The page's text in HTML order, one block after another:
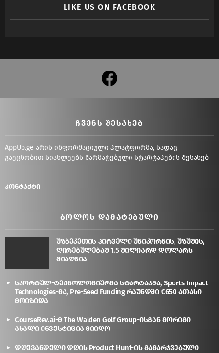
LIKE US ON FACEBOOK
facebook
ᲩᲕᲔᲜᲡ ᲨᲔᲡᲐᲮᲔᲑ
AppUp.ge არის ინფორმაციული პლატფორმა, სადაც
გაეცნობით სიახლეებს წარმატებული სტარტაპების შესახებ
კონტაქტი
ᲑᲝᲚᲝᲡ ᲓᲐᲛᲐᲢᲔᲑᲣᲚᲘ
უზბეკეთის პირველი უნიკორნის, უზუმის,
ღირებულებამ 1.5 მილიარდ დოლარს
მიაღწია
სპორტულ-ტექნოლოგიურმა სტარტაპმა, Sports Impact
Technologies-მა, Pre-Seed Funding რაუნდში €650 ათასი
მოიზიდა
CourseRev.ai-მ The Walden Golf Group-ისგან მორიგი
ახალი ინვესტიცია მიიღო
დღევანდელი დღის Product Hunt-ის გამარჯვებული